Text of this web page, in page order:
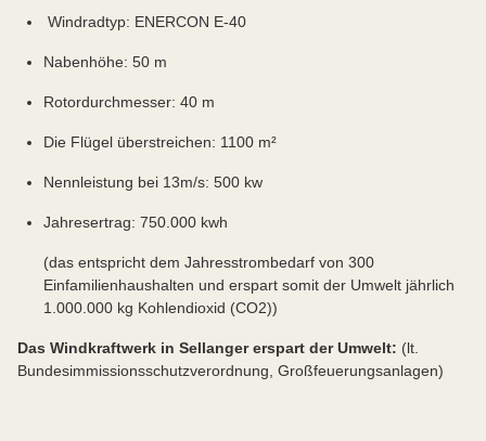
Windradtyp: ENERCON E-40
Nabenhöhe: 50 m
Rotordurchmesser: 40 m
Die Flügel überstreichen: 1100 m²
Nennleistung bei 13m/s: 500 kw
Jahresertrag: 750.000 kwh
(das entspricht dem Jahresstrombedarf von 300
Einfamilienhaushalten und erspart somit der Umwelt jährlich
1.000.000 kg Kohlendioxid (CO2))
Das Windkraftwerk in Sellanger erspart der Umwelt: (lt.
Bundesimmissionsschutzverordnung, Großfeuerungsanlagen)